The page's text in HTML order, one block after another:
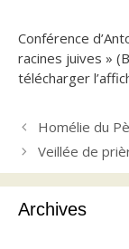
Conférence
racines juives »
télécharger
Homélie du
Veillée de
Archives